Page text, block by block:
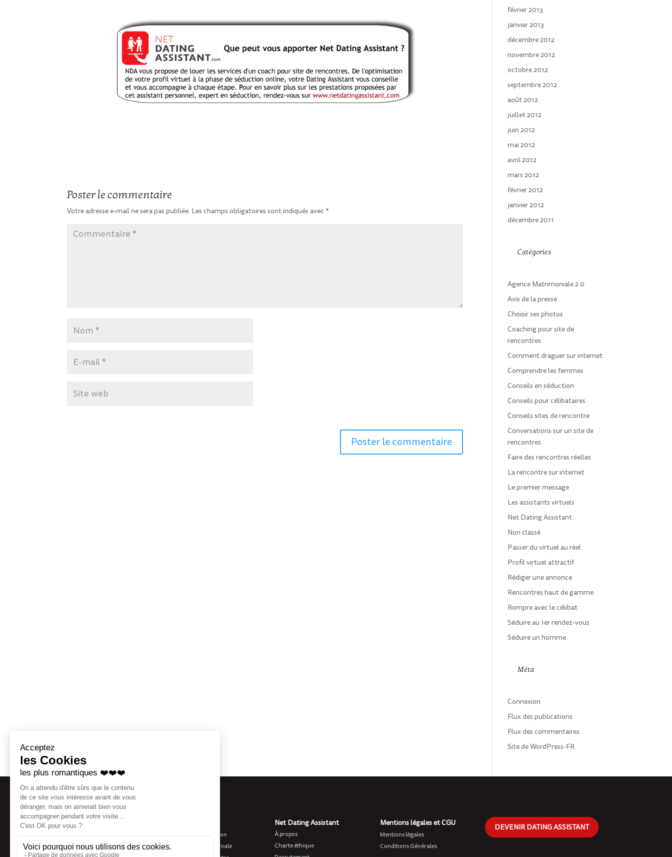
Poster le commentaire
Votre adresse e-mail ne sera pas publiée. Les champs obligatoires sont indiqués avec *
février 2013
janvier 2013
décembre 2012
novembre 2012
octobre 2012
septembre 2012
août 2012
juillet 2012
juin 2012
mai 2012
avril 2012
mars 2012
février 2012
janvier 2012
décembre 2011
Catégories
Agence Matrimoniale 2.0
Avis de la presse
Choisir ses photos
Coaching pour site de
rencontres
Comment draguer sur internet
Comprendre les femmes
Conseils en séduction
Conseils pour célibataires
Conseils sites de rencontre
Conversations sur un site de
rencontres
Faire des rencontres réelles
La rencontre sur internet
Le premier message
Les assistants virtuels
Net Dating Assistant
Non classé
Passer du virtuel au réel
Profil virtuel attractif
Rédiger une annonce
Rencontres haut de gamme
Rompre avec le célibat
Séduire au 1er rendez-vous
Séduire un homme
Méta
Connexion
Flux des publications
Flux des commentaires
Site de WordPress-FR
Coaching séduction
Agence matrimoniale
Net Dating Assistant
À propos
Charte éthique
Mentions légales et CGU
Mentions légales
Conditions Générales
DEVENIR DATING ASSISTANT